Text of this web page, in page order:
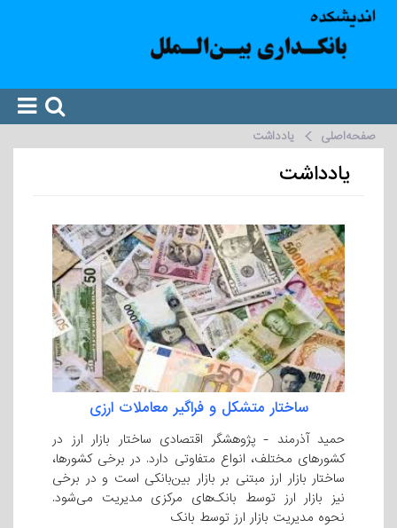
صفحه‌اصلی یادداشت
یادداشت
ساختار متشکل و فراگیر معاملات ارزی
حمید آذرمند - پژوهشگر اقتصادی ساختار بازار ارز در
کشورهای مختلف، انواع متفاوتی دارد. در برخی کشورها،
ساختار بازار ارز مبتنی بر بازار بین‌بانکی است و در برخی
نیز بازار ارز توسط بانک‌های مرکزی مدیریت ‌می‌شود.
نحوه مدیریت بازار ارز توسط بانک